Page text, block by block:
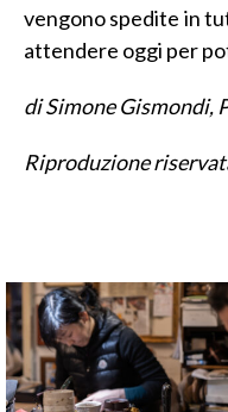
vengono spedite in
attendere oggi per
di Simone Gismondi,
Riproduzione